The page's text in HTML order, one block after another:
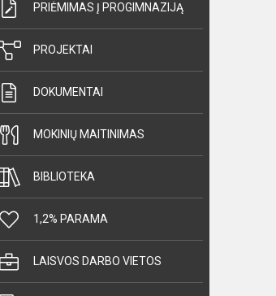
PRIĖMIMAS Į PROGIMNAZIJĄ
PROJEKTAI
DOKUMENTAI
MOKINIŲ MAITINIMAS
BIBLIOTEKA
1,2% PARAMA
LAISVOS DARBO VIETOS